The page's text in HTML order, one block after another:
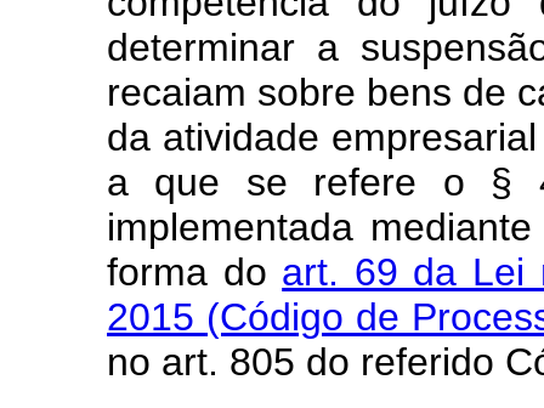
determinar a
recaiam sobre bens de
da atividade
a que se refere o §
implementada
forma do art. 69 da Lei
2015 (Código de
no art. 805 do referido